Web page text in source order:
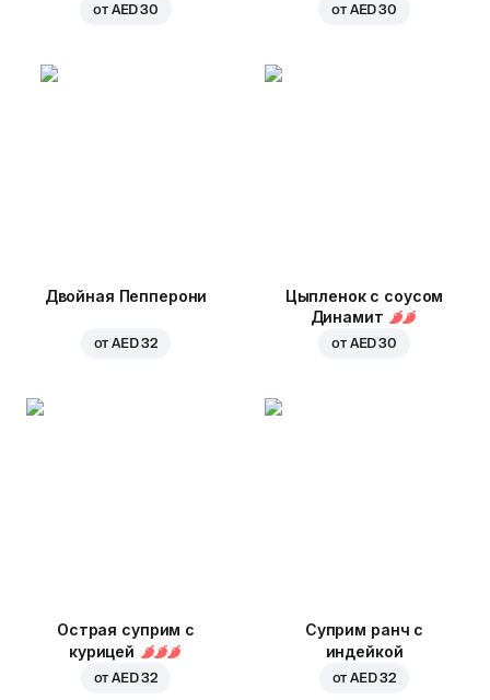
от AED 30 от AED 30
Двойная Пепперони
отAED 32
Цыпленок с соусом
Динамит
от AED 30
Острая суприм с
курицей
отAED 32
Суприм ранч с
индейкой
отAED 32